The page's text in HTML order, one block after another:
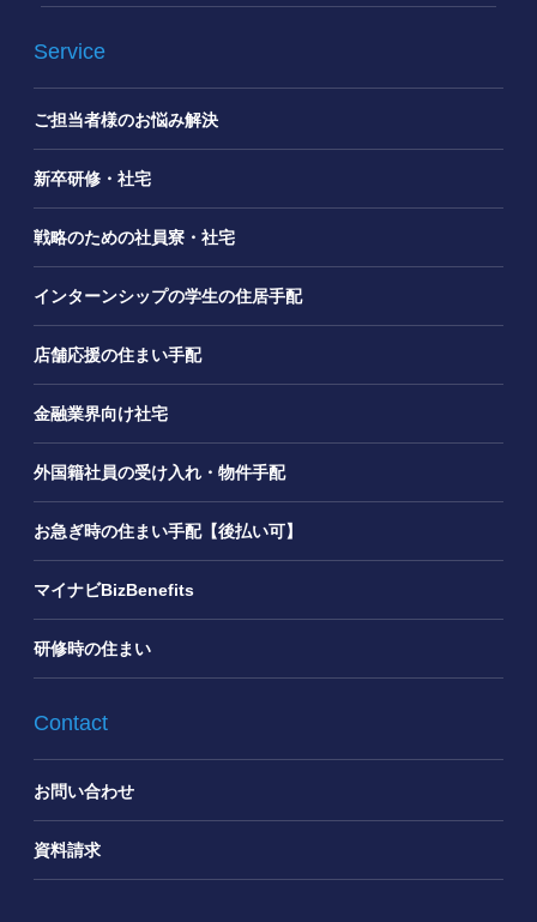
Service
ご担当者様のお悩み解決
新卒研修・社宅
戦略のための社員寮・社宅
インターンシップの学生の住居手配
店舗応援の住まい手配
金融業界向け社宅
外国籍社員の受け入れ・物件手配
お急ぎ時の住まい手配【後払い可】
マイナビBizBenefits
研修時の住まい
Contact
お問い合わせ
資料請求